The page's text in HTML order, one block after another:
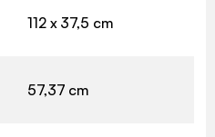
112 x 37,5 cm
57,37 cm